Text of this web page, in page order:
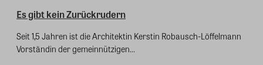
Es gibt kein Zurückrudern
Seit 1,5 Jahren ist die Architektin Kerstin Robausch-Löffelmann
Vorständin der gemeinnützigen...